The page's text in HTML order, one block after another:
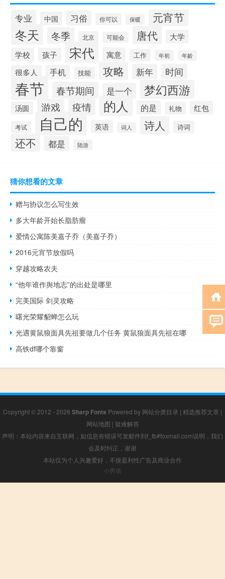
专业 中国 习俗 你可以 保暖 元宵节
冬天 冬季 北京 可能会 唐代
大学
学校
孩子 宋代 寓意 工作 年初 年龄
很多人 手机 技能 攻略 新年 时间
春节 春节期间 是一个 梦幻西游
汤圆 游戏 疫情 的人 的是 礼物 红包
考试 自己的 英语 词人 诗人 诗词
还不 都是 陆游
猜你想看的文章
赠与协议怎么写生效
多大年龄开始长脂肪瘤
爱情公寓陈美嘉子乔（美嘉子乔）
2016元宵节放假吗
穿越攻略农夫
“他年谁作舆地志”的出处是哪里
完美国际 剑灵攻略
曙光荣耀貂蝉怎么玩
光遇黄鼠狼面具先祖要做几个任务 黄鼠狼面具先祖在哪
高铁df哪个靠窗
Copyright © 2012 - 2026 Sharp Fonts Powered by 网站分类目录 | 精选推荐文章 |
网站地图 | 疑难解答
声明：本站内容来自互联网，如信息有错误可发邮件到f_fb#foxmail.com说明，我们
会及时纠正，谢谢
本站仅为个人兴趣爱好，不接盈利性广告及商业合作
小男孩